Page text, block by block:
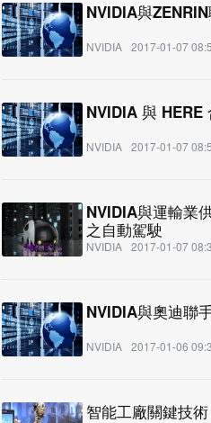
NVIDIA與
NVIDIA 2017-01-07
NVIDIA 與 HERE
NVIDIA 2017-01-07
NVIDIA與運輸業
之自動駕駛
NVIDIA 2017-01-07
NVIDIA與奧迪聯
NVIDIA 2017-01-06
智能工廠關鍵技